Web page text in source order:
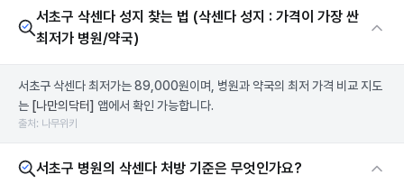
서초구 삭센다 성지 찾는 법 (삭센다 성지 : 가격이 가장 싼
최저가 병원/약국)
서초구 삭센다 최저가는 89,000원이며, 병원과 약국의 최저 가격 비교 지도
는 [나만의닥터] 앱에서 확인 가능합니다.
출처: 나무위키
서초구 병원의 삭센다 처방 기준은 무엇인가요?